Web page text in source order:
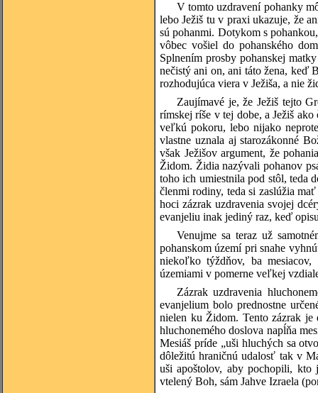
V tomto uzdravení pohanky
lebo Ježiš tu v praxi ukazuje, že
sú pohanmi. Dotykom s
vôbec vošiel do pohanského
Splnením prosby pohanskej
nečistý ani on, ani táto žena, keď
rozhodujúca viera v Ježiša, a nie
Zaujímavé je, že Ježiš tejto
rímskej ríše v tej dobe, a Ježiš
veľkú pokoru, lebo nijako
vlastne uznala aj starozákonné
však Ježišov argument, že
Židom. Židia nazývali pohanov
toho ich umiestnila pod stôl, teda
členmi rodiny, teda si zaslúžia
hoci zázrak uzdravenia svojej
evanjeliu inak jediný raz, keď
Venujme sa teraz už
pohanskom území pri snahe
niekoľko týždňov, ba mesiacov,
územiami v pomerne veľkej
Zázrak uzdravenia
evanjelium bolo prednostne
nielen ku Židom. Tento zázrak je
hluchonemého doslova napĺňa
Mesiáš príde „uši hluchých sa
dôležitú hraničnú udalosť tak v
uši apoštolov, aby pochopili, kto
vtelený Boh, sám Jahve Izraela